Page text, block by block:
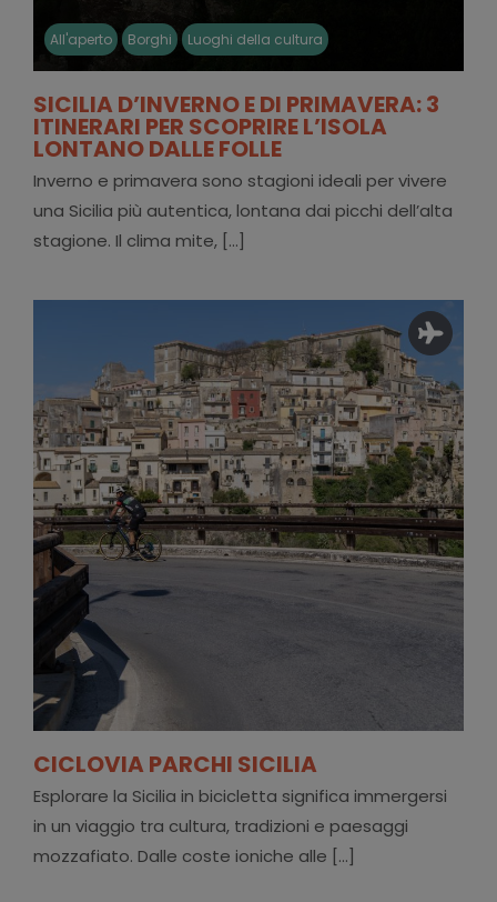
All'aperto Borghi Luoghi della cultura
SICILIA D’INVERNO E DI PRIMAVERA: 3
ITINERARI PER SCOPRIRE L’ISOLA
LONTANO DALLE FOLLE
Inverno e primavera sono stagioni ideali per vivere
una Sicilia più autentica, lontana dai picchi dell’alta
stagione. Il clima mite, [...]
CICLOVIA PARCHI SICILIA
Esplorare la Sicilia in bicicletta significa immergersi
in un viaggio tra cultura, tradizioni e paesaggi
mozzafiato. Dalle coste ioniche alle [...]